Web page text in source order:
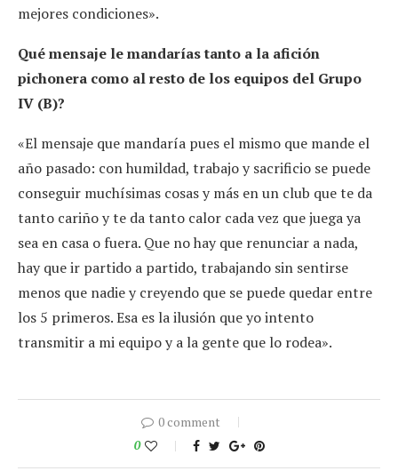
mejores condiciones».
Qué mensaje le mandarías tanto a la afición
pichonera como al resto de los equipos del Grupo
IV (B)?
«El mensaje que mandaría pues el mismo que mande el
año pasado: con humildad, trabajo y sacrificio se puede
conseguir muchísimas cosas y más en un club que te da
tanto cariño y te da tanto calor cada vez que juega ya
sea en casa o fuera. Que no hay que renunciar a nada,
hay que ir partido a partido, trabajando sin sentirse
menos que nadie y creyendo que se puede quedar entre
los 5 primeros. Esa es la ilusión que yo intento
transmitir a mi equipo y a la gente que lo rodea».
0 comment
0